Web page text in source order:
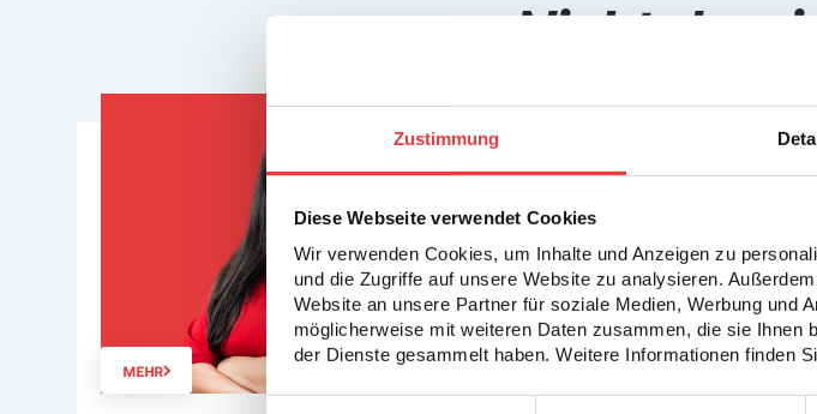
Zustimmung
Diese Webseite verwendet Cookies
Wir verwenden Cookies, um Inhalte und Anzeigen zu
und die Zugriffe auf unsere Website zu analysieren.
Website an unsere Partner für soziale Medien, Werbung und
möglicherweise mit weiteren Daten zusammen, die sie
der Dienste gesammelt haben. Weitere Informationen finden
Nicht der
Dann könnte
MEHR